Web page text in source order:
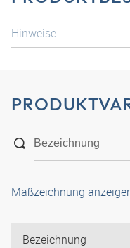
Hinweise
Maßzeichnung
Bezeichnung